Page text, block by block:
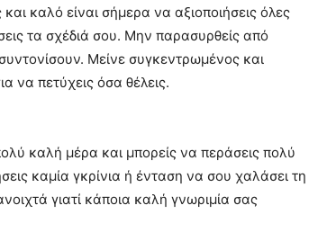
καλό είναι σήμερα να αξιοποιήσεις όλες
τα σχέδιά σου. Μην παρασυρθείς από
Μείνε συγκεντρωμένος και
να πετύχεις όσα θέλεις.
καλή μέρα και μπορείς να περάσεις πολύ
καμία γκρίνια ή ένταση να σου χαλάσει τη
γιατί κάποια καλή γνωριμία σας